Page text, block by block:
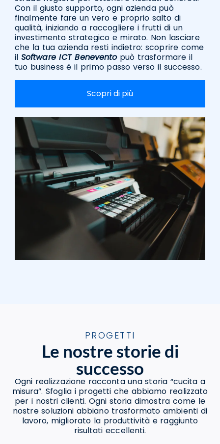
Con il giusto supporto, ogni azienda può
finalmente fare un vero e proprio salto di
qualità, iniziando a raccogliere i frutti di un
investimento strategico e mirato. Non lasciare
che la tua azienda resti indietro: scoprire come
il Software ICT Beneventopuò trasformare il
tuo business è il primo passo verso il successo.
Scopri di più
PROGETTI
Le nostre storie di
successo
Ogni realizzazione racconta una storia “cucita a
misura”. Sfoglia i progetti che abbiamo realizzato
per i nostri clienti. Ogni storia dimostra come le
nostre soluzioni abbiano trasformato ambienti di
lavoro, migliorato la produttività e raggiunto
risultati eccellenti.